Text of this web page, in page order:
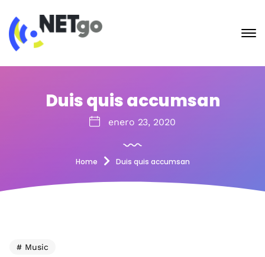
Duis quis accumsan
enero 23, 2020
Home Duis quis accumsan
Music